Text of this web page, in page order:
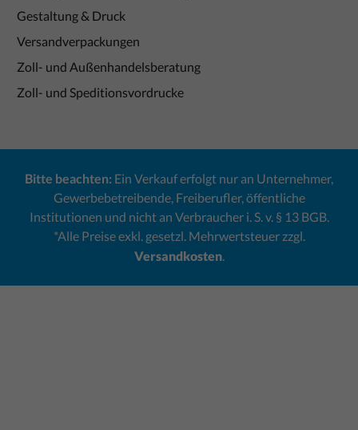
Gestaltung & Druck
Versandverpackungen
Zoll- und Außenhandelsberatung
Zoll- und Speditionsvordrucke
Bitte beachten: Ein Verkauf erfolgt nur an Unternehmer,
Gewerbebetreibende, Freiberufler, öffentliche
Institutionen und nicht an Verbraucher i. S. v. § 13 BGB.
*Alle Preise exkl. gesetzl. Mehrwertsteuer zzgl.
Versandkosten.